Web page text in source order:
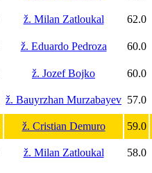
ž. Milan Zatloukal 62.0
ž. Eduardo Pedroza 60.0
ž. Jozef Bojko 60.0
ž. Bauyrzhan Murzabayev 57.0
ž. Cristian Demuro 59.0
ž. Milan Zatloukal 58.0